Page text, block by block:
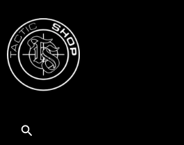
contenu
Rechercher